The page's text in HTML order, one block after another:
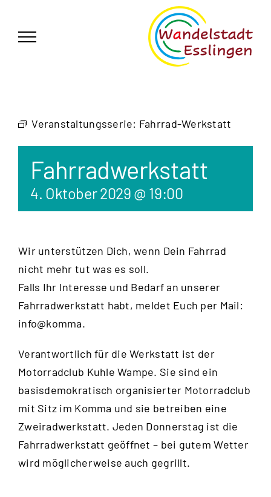
springen
Veranstaltungsserie: Fahrrad-Werkstatt
Fahrradwerkstatt
4. Oktober 2029 @ 19:00
Wir unterstützen Dich, wenn Dein Fahrrad
nicht mehr tut was es soll.
Falls Ihr Interesse und Bedarf an unserer
Fahrradwerkstatt habt, meldet Euch per Mail:
info@komma.
Verantwortlich für die Werkstatt ist der
Motorradclub Kuhle Wampe. Sie sind ein
basisdemokratisch organisierter Motorradclub
mit Sitz im Komma und sie betreiben eine
Zweiradwerkstatt. Jeden Donnerstag ist die
Fahrradwerkstatt geöffnet – bei gutem Wetter
wird möglicherweise auch gegrillt.